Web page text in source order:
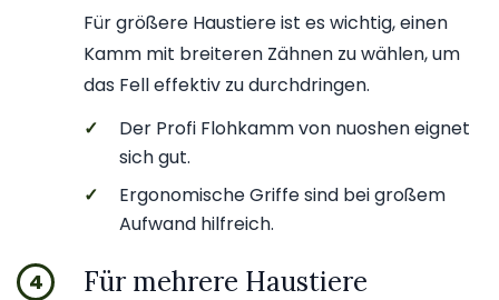
Für größere Haustiere ist es wichtig, einen
Kamm mit breiteren Zähnen zu wählen, um
das Fell effektiv zu durchdringen.
✓
Der Profi Flohkamm von nuoshen eignet
sich gut.
✓
Ergonomische Griffe sind bei großem
Aufwand hilfreich.
4 Für mehrere Haustiere